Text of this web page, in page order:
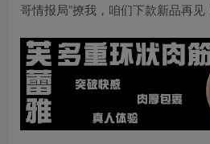
哥情报局”撩我，咱们下款新品再见